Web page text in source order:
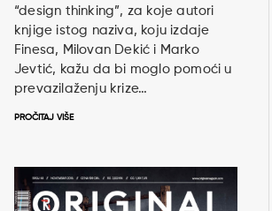
“design thinking”, za koje autori
knjige istog naziva, koju izdaje
Finesa, Milovan Dekić i Marko
Jevtić, kažu da bi moglo pomoći u
prevazilaženju krize…
PROČITAJ VIŠE